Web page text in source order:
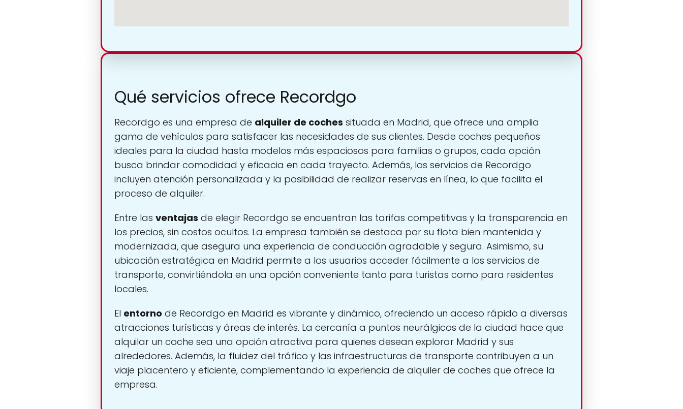
Qué servicios ofrece Recordgo
Recordgo es una empresa de alquiler de coches situada en Madrid, que ofrece una amplia
gama de vehículos para satisfacer las necesidades de sus clientes. Desde coches pequeños
ideales para la ciudad hasta modelos más espaciosos para familias o grupos, cada opción
busca brindar comodidad y eficacia en cada trayecto. Además, los servicios de Recordgo
incluyen atención personalizada y la posibilidad de realizar reservas en línea, lo que facilita el
proceso de alquiler.
Entre las ventajas de elegir Recordgo se encuentran las tarifas competitivas y la transparencia en
los precios, sin costos ocultos. La empresa también se destaca por su flota bien mantenida y
modernizada, que asegura una experiencia de conducción agradable y segura. Asimismo, su
ubicación estratégica en Madrid permite a los usuarios acceder fácilmente a los servicios de
transporte, convirtiéndola en una opción conveniente tanto para turistas como para residentes
locales.
El entorno de Recordgo en Madrid es vibrante y dinámico, ofreciendo un acceso rápido a diversas
atracciones turísticas y áreas de interés. La cercanía a puntos neurálgicos de la ciudad hace que
alquilar un coche sea una opción atractiva para quienes desean explorar Madrid y sus
alrededores. Además, la fluidez del tráfico y las infraestructuras de transporte contribuyen a un
viaje placentero y eficiente, complementando la experiencia de alquiler de coches que ofrece la
empresa.